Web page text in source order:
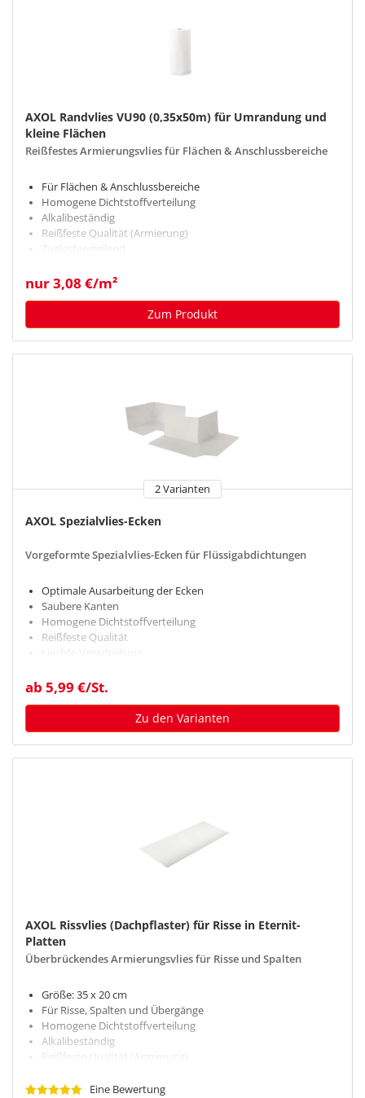
AXOL Randvlies VU90 (0,35x50m) für Umrandung und
kleine Flächen
Reißfestes Armierungsvlies für Flächen & Anschlussbereiche
Für Flächen & Anschlussbereiche
Homogene Dichtstoffverteilung
Alkalibeständig
Reißfeste Qualität (Armierung)
Zuglastverteilend
nur 3,08 €/m²
Zum Produkt
2 Varianten
AXOL Spezialvlies-Ecken
Vorgeformte Spezialvlies-Ecken für Flüssigabdichtungen
Optimale Ausarbeitung der Ecken
Saubere Kanten
Homogene Dichtstoffverteilung
Reißfeste Qualität
Leichte Verarbeitung
ab 5,99 €/St.
Zu den Varianten
AXOL Rissvlies (Dachpflaster) für Risse in Eternit-
Platten
Überbrückendes Armierungsvlies für Risse und Spalten
Größe: 35 x 20 cm
Für Risse, Spalten und Übergänge
Homogene Dichtstoffverteilung
Alkalibeständig
Reißfeste Qualität (Armierung)
Eine Bewertung